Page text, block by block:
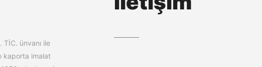
TİC. ünvanı ile
kaporta imalat